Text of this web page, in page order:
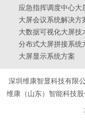
应急指挥调度中心大
大屏会议系统解决方
大数据可视化大屏技
分布式大屏拼接系统
大屏显示系统方案
深圳维康智显科技有限
维康（山东）智能科技